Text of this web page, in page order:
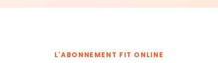
L'ABONNEMENT FIT ONLINE